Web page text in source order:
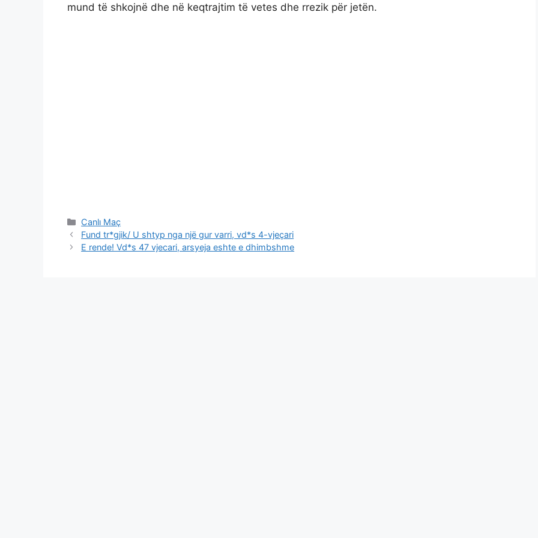
mund të shkojnë dhe në keqtrajtim të vetes dhe rrezik për jetën.
Categories
Canlı Maç
Fund tr*gjik/ U shtyp nga një gur varri, vd*s 4-vjeçari
E rende! Vd*s 47 vjecari, arsyeja eshte e dhimbshme